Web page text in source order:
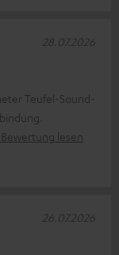
Teufel-Sound-
lesen
28.07.2026
26.07.2026